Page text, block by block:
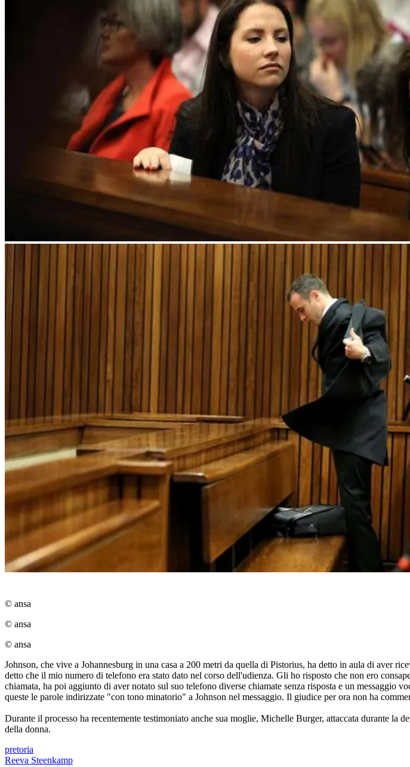
© ansa
© ansa
© ansa
Johnson, che vive a Johannesburg in una casa a 200 metri da quella di Pistorius, ha detto in aula di aver
detto che il mio numero di telefono era stato dato nel corso dell'udienza. Gli ho risposto che non ero
chiamata, ha poi aggiunto di aver notato sul suo telefono diverse chiamate senza risposta e un messaggio
queste le parole indirizzate "con tono minatorio" a Johnson nel messaggio. Il giudice per ora non ha
Durante il processo ha recentemente testimoniato anche sua moglie, Michelle Burger, attaccata durante
della donna.
pretoria
Reeva Steenkamp